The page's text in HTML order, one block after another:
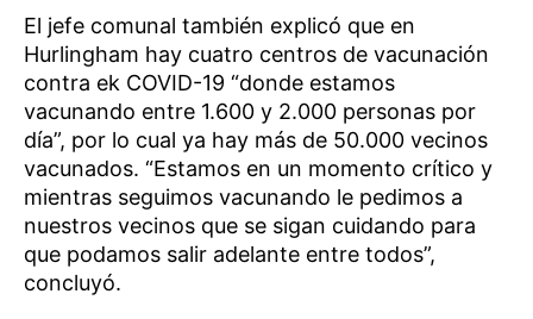
El jefe comunal también explicó que en
Hurlingham hay cuatro centros de vacunación
contra ek COVID-19 “donde estamos
vacunando entre 1.600 y 2.000 personas por
día”, por lo cual ya hay más de 50.000 vecinos
vacunados. “Estamos en un momento crítico y
mientras seguimos vacunando le pedimos a
nuestros vecinos que se sigan cuidando para
que podamos salir adelante entre todos”,
concluyó.